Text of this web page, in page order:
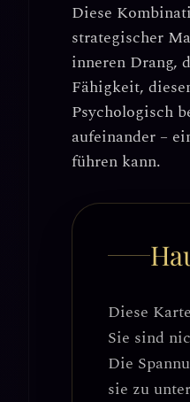
Diese
strategischer
inneren Drang,
Fähigkeit,
Psychologisch
aufeinander –
führen kann.
Diese
Sie sind
Die
sie zu